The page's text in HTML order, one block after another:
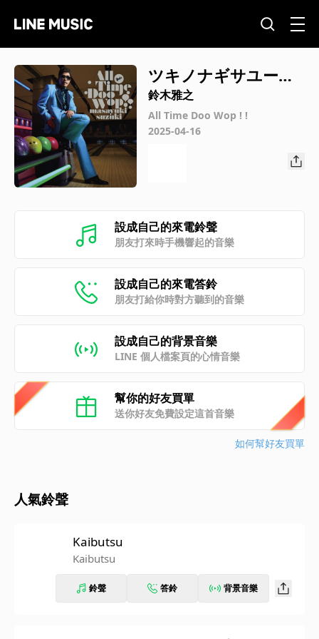
ツキノナギサユール
ビーマインニセンニ
ジュウゴヴァージョ
ン
鈴木雅之
All Time Doo Wop ! !
2025-04-16
設成自己的來電鈴聲
朋友打來時手機響起的音樂
設成自己的來電答鈴
朋友打給你時對方聽到的音樂
設成自己的背景音樂
LINE 個人檔案頁的心情音樂
幫你的好友買單
送你好友免費設定這首音樂
如何幫好友買單
人氣鈴聲
Kaibutsu
Kaibutsu
鈴聲 答鈴 背景音樂